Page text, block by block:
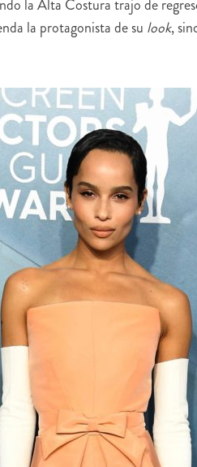
la Alta Costura trajo de
la protagonista de su look,